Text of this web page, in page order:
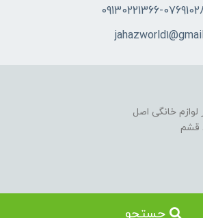
09130221366-
لوازم خانگی اصل
قشم
توسط کانون تبلیغاتی هوشمند